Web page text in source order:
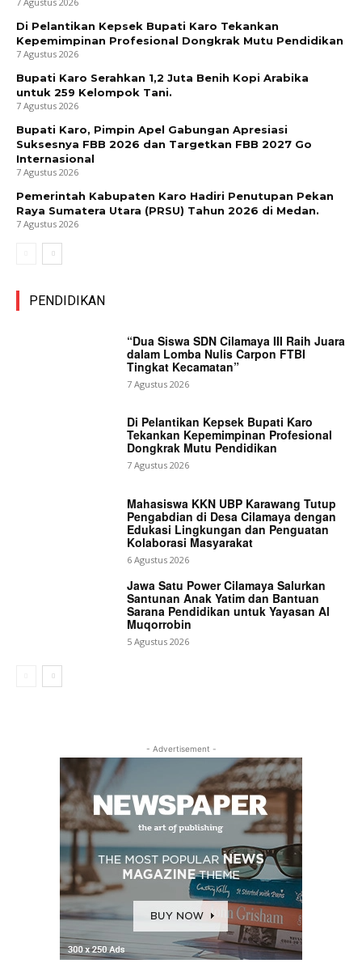
Di Pelantikan Kepsek Bupati Karo Tekankan
Kepemimpinan Profesional Dongkrak Mutu Pendidikan
7 Agustus 2026
Bupati Karo Serahkan 1,2 Juta Benih Kopi Arabika
untuk 259 Kelompok Tani.
7 Agustus 2026
Bupati Karo, Pimpin Apel Gabungan Apresiasi
Suksesnya FBB 2026 dan Targetkan FBB 2027 Go
Internasional
7 Agustus 2026
Pemerintah Kabupaten Karo Hadiri Penutupan Pekan
Raya Sumatera Utara (PRSU) Tahun 2026 di Medan.
7 Agustus 2026
PENDIDIKAN
“Dua Siswa SDN Cilamaya III Raih Juara
dalam Lomba Nulis Carpon FTBI
Tingkat Kecamatan”
7 Agustus 2026
Di Pelantikan Kepsek Bupati Karo
Tekankan Kepemimpinan Profesional
Dongkrak Mutu Pendidikan
7 Agustus 2026
Mahasiswa KKN UBP Karawang Tutup
Pengabdian di Desa Cilamaya dengan
Edukasi Lingkungan dan Penguatan
Kolaborasi Masyarakat
6 Agustus 2026
Jawa Satu Power Cilamaya Salurkan
Santunan Anak Yatim dan Bantuan
Sarana Pendidikan untuk Yayasan Al
Muqorrobin
5 Agustus 2026
- Advertisement -